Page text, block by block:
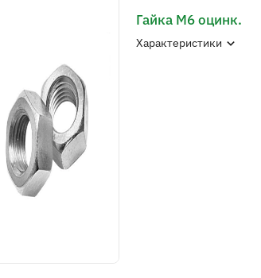
Гайка М6 оцинк.
Характеристики